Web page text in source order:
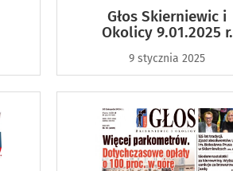
Głos Skierniewic i
Okolicy 9.01.2025 r.
9 stycznia 2025